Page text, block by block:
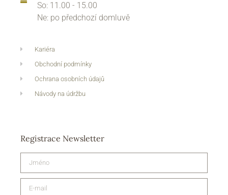
So: 11.00 - 15.00
Ne: po předchozí domluvě
Kariéra
Obchodní podmínky
Ochrana osobních údajů
Návody na údržbu
Registrace Newsletter